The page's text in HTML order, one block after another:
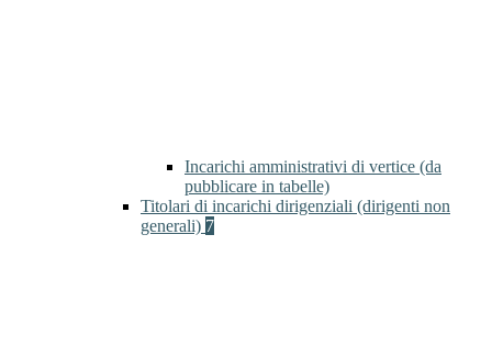
Incarichi amministrativi di vertice (da
pubblicare in tabelle)
Titolari di incarichi dirigenziali (dirigenti non
generali) 7